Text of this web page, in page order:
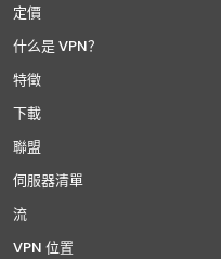
定價
什么是 VPN？
特徵
下載
聯盟
伺服器清單
流
VPN 位置